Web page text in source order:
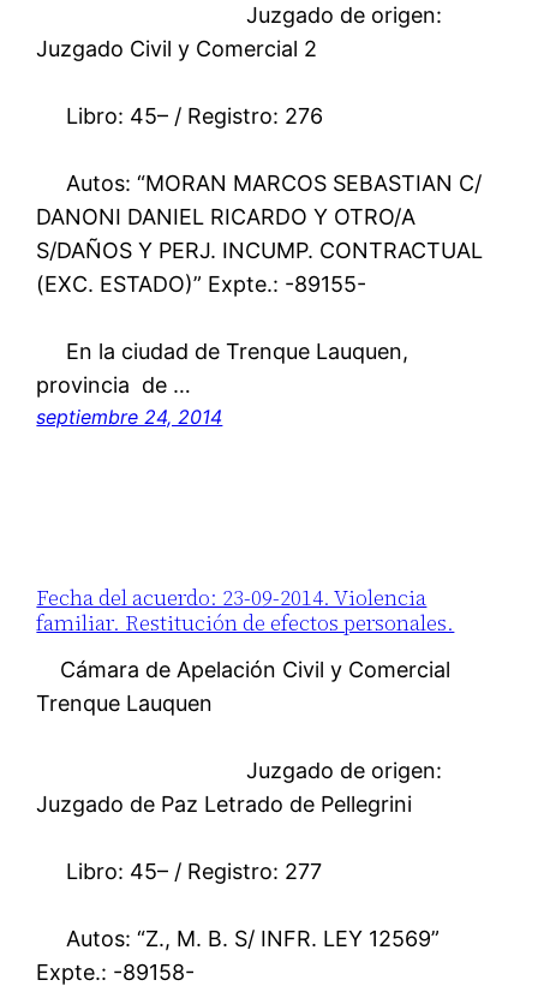
Juzgado de origen:
Juzgado Civil y Comercial 2
Libro: 45– / Registro: 276
Autos: “MORAN MARCOS SEBASTIAN C/
DANONI DANIEL RICARDO Y OTRO/A
S/DAÑOS Y PERJ. INCUMP. CONTRACTUAL
(EXC. ESTADO)” Expte.: -89155-
En la ciudad de Trenque Lauquen,
provincia de …
septiembre 24, 2014
Fecha del acuerdo: 23-09-2014. Violencia
familiar. Restitución de efectos personales.
Cámara de Apelación Civil y Comercial
Trenque Lauquen
Juzgado de origen:
Juzgado de Paz Letrado de Pellegrini
Libro: 45– / Registro: 277
Autos: “Z., M. B. S/ INFR. LEY 12569”
Expte.: -89158-